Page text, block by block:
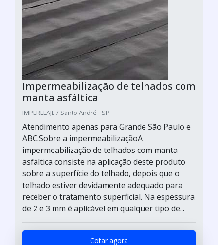
Impermeabilização de telhados com
manta asfáltica
IMPERLLAJE / Santo André - SP
Atendimento apenas para Grande São Paulo e
ABC.Sobre a impermeabilizaçãoA
impermeabilização de telhados com manta
asfáltica consiste na aplicação deste produto
sobre a superfície do telhado, depois que o
telhado estiver devidamente adequado para
receber o tratamento superficial. Na espessura
de 2 e 3 mm é aplicável em qualquer tipo de...
Cotar agora